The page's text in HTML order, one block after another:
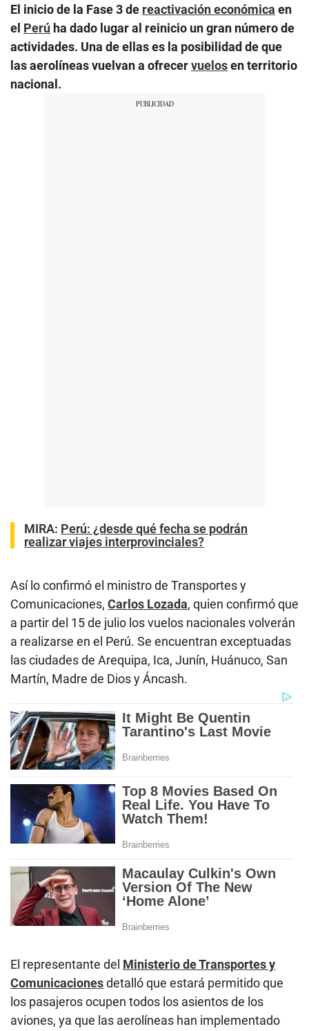
El inicio de la Fase 3 de reactivación económica en
el Perú ha dado lugar al reinicio un gran número de
actividades. Una de ellas es la posibilidad de que
las aerolíneas vuelvan a ofrecervuelosen territorio
nacional.
MIRA: Perú: ¿desde qué fecha se podrán
realizar viajes interprovinciales?
Así lo confirmó el ministro de Transportes y
Comunicaciones, Carlos Lozada, quien confirmó que
a partir del 15 de julio los vuelos nacionales volverán
a realizarse en el Perú. Se encuentran exceptuadas
las ciudades de Arequipa, Ica, Junín, Huánuco, San
Martín, Madre de Dios y Áncash.
El representante del Ministerio de Transportes y
Comunicacionesdetalló que estará permitido que
los pasajeros ocupen todos los asientos de los
aviones, ya que las aerolíneas han implementado